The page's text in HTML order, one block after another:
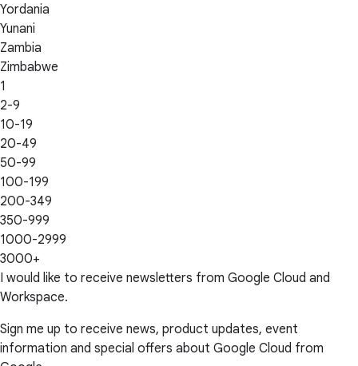
Yordania
Yunani
Zambia
Zimbabwe
1
2-9
10-19
20-49
50-99
100-199
200-349
350-999
1000-2999
3000+
I would like to receive newsletters from Google Cloud and
Workspace.
Sign me up to receive news, product updates, event
information and special offers about Google Cloud from